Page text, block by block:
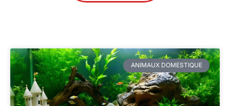
ANIMAUX DOMESTIQUE